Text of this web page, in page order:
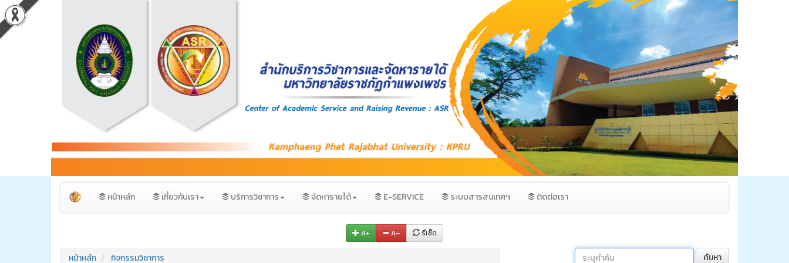
หน้าหลัก เกี่ยวกับเรา บริการวิชาการ จัดหารายได้ E-SERVICE ระบบสารสนเทศฯ ติดต่อเรา
A+ A– รีเซ็ต
หน้าหลัก กิจกรรมวิชาการ ค้นหา